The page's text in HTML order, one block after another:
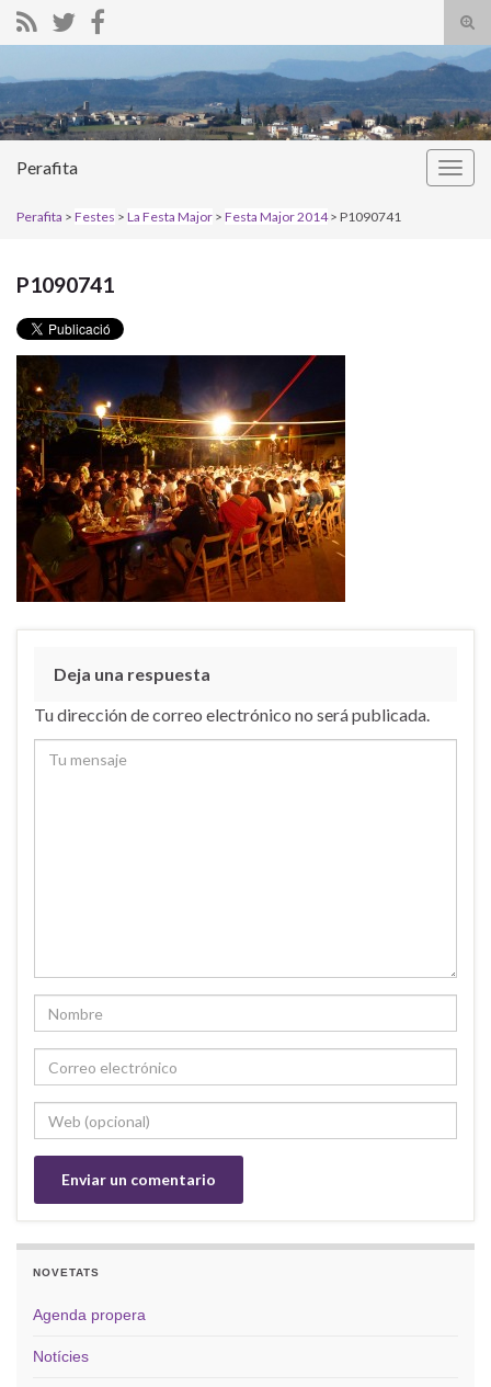
el
de
Perafita
Perafita > Festes > La Festa Major > Festa Major 2014> P1090741
P1090741
Deja una respuesta
Tu dirección de correo electrónico no será publicada.
NOVETATS
Agenda propera
Notícies